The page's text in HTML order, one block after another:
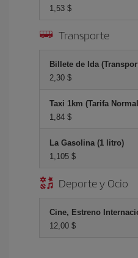
1,53 $
Transporte
Billete de Ida
2,30 $
Taxi 1km (Tarifa
1,84 $
La Gasolina (1 litro)
1,105 $
Deporte y Ocio
Cine, Estreno
12,00 $